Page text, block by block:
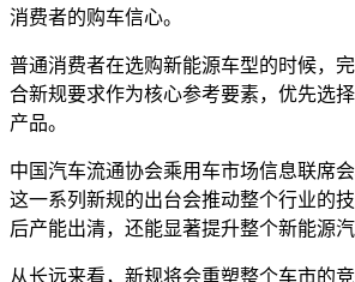
消费者的购车信心。
普通消费者在选购新能源车型的时候，
合新规要求作为核心参考要素，优先选
产品。
中国汽车流通协会乘用车市场信息联席
这一系列新规的出台会推动整个行业的
后产能出清，还能显著提升整个新能源
从长远来看，新规将会重塑整个车市的